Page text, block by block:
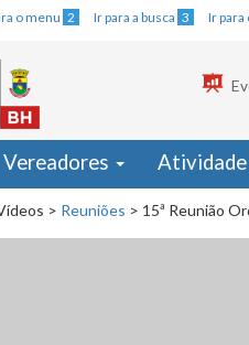
o menu 2 Ir para a busca 3 Ir para
Vereadores
> Reuniões > 15ª Reunião